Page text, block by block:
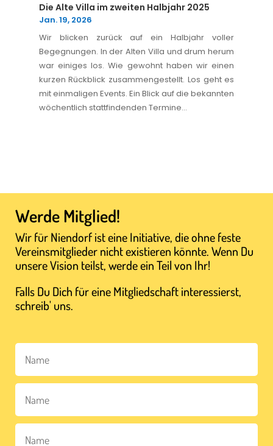
Die Alte Villa im zweiten Halbjahr 2025
Jan. 19, 2026
Wir blicken zurück auf ein Halbjahr voller
Begegnungen. In der Alten Villa und drum herum
war einiges los. Wie gewohnt haben wir einen
kurzen Rückblick zusammengestellt. Los geht es
mit einmaligen Events. Ein Blick auf die bekannten
wöchentlich stattfindenden Termine...
Werde Mitglied!
Wir für Niendorf ist eine Initiative, die ohne feste
Vereinsmitglieder nicht existieren könnte. Wenn Du
unsere Vision teilst, werde ein Teil von Ihr!
Falls Du Dich für eine Mitgliedschaft interessierst,
schreib' uns.